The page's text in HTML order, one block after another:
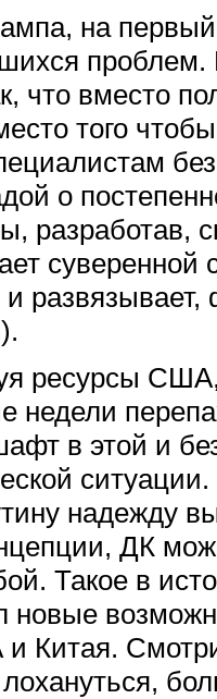
на
что вместо
того
о
разработав,
развязывает,
ресурсы
недели
в этой и
надежду
ДК
Такое в
новые
Китая.